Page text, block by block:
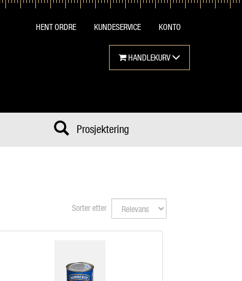
HENT ORDRE KUNDESERVICE KONTO
HANDLEKURV
Prosjektering
Sorter etter